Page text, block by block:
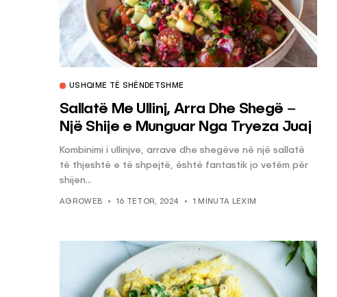
USHQIME TË SHËNDETSHME
Sallatë Me Ullinj, Arra Dhe Shegë –
Një Shije e Munguar Nga Tryeza Juaj
Kombinimi i ullinjve, arrave dhe shegëve në një sallatë
të thjeshtë e të shpejtë, është fantastik jo vetëm për
shijen...
AGROWEB 16 TETOR, 2024 1 MINUTA LEXIM